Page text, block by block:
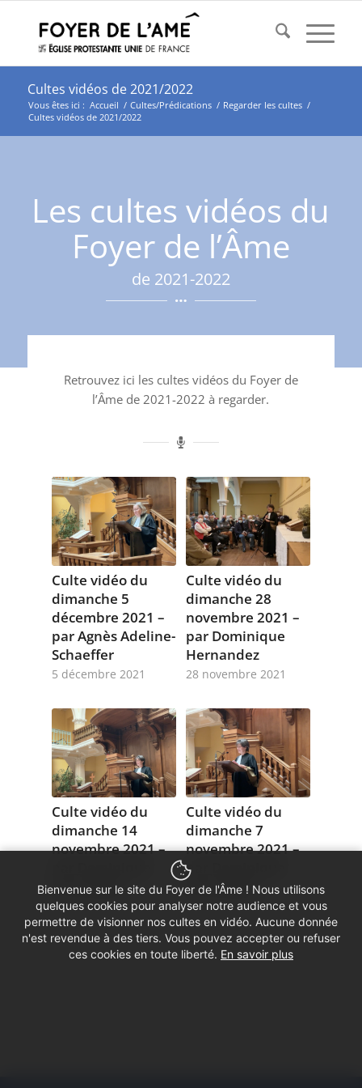
Cultes vidéos de 2021/2022
Vous êtes ici : Accueil / Cultes/Prédications / Regarder les cultes /
Cultes vidéos de 2021/2022
Les cultes vidéos du
Foyer de l’Âme
de 2021-2022
Retrouvez ici les cultes vidéos du Foyer de
l’Âme de 2021-2022 à regarder.
Culte vidéo du
dimanche 5
décembre 2021 –
par Agnès Adeline-
Schaeffer
5 décembre 2021
Culte vidéo du
dimanche 28
novembre 2021 –
par Dominique
Hernandez
28 novembre 2021
Culte vidéo du
dimanche 14
novembre 2021 –
Hernandez
14 novembre 2021
Culte vidéo du
dimanche 7
novembre 2021 –
par Dominique
Hernandez
7 novembre 2021
Bienvenue sur le site du Foyer de l'Âme ! Nous utilisons
quelques cookies pour analyser notre audience et vous
permettre de visionner nos cultes en vidéo. Aucune donnée
n'est revendue à des tiers. Vous pouvez accepter ou refuser
ces cookies en toute liberté. En savoir plus